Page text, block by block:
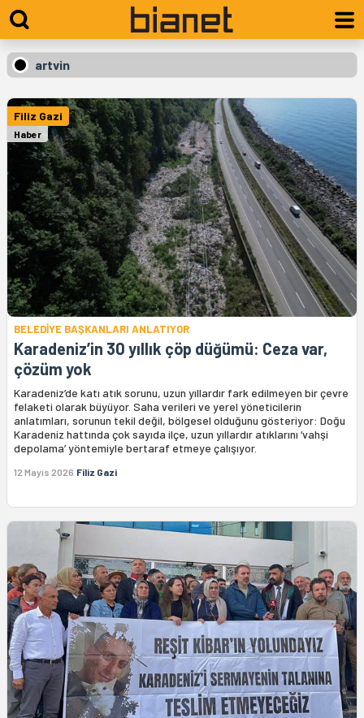
artvin
Filiz Gazi
Haber
BELEDİYE BAŞKANLARI ANLATIYOR
Karadeniz’in 30 yıllık çöp düğümü: Ceza var,
çözüm yok
Karadeniz’de katı atık sorunu, uzun yıllardır fark edilmeyen bir çevre
felaketi olarak büyüyor. Saha verileri ve yerel yöneticilerin
anlatımları, sorunun tekil değil, bölgesel olduğunu gösteriyor: Doğu
Karadeniz hattında çok sayıda ilçe, uzun yıllardır atıklarını ‘vahşi
depolama’ yöntemiyle bertaraf etmeye çalışıyor.
12 Mayıs 2026 Filiz Gazi